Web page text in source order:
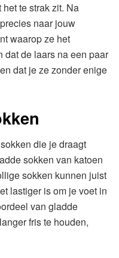
te strak zit. Na
naar jouw
waarop ze het
dat de laars na een paar
dat je ze zonder enige
die je draagt
sokken van katoen
sokken kunnen juist
lastiger is om je voet in
van gladde
fris te houden,